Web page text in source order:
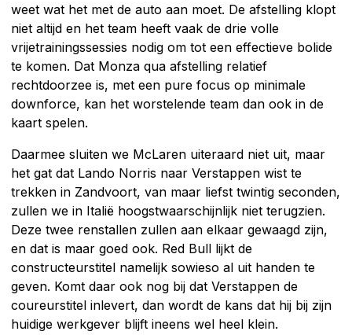
weet wat het met de auto aan moet. De afstelling klopt
niet altijd en het team heeft vaak de drie volle
vrijetrainingssessies nodig om tot een effectieve bolide
te komen. Dat Monza qua afstelling relatief
rechtdoorzee is, met een pure focus op minimale
downforce, kan het worstelende team dan ook in de
kaart spelen.
Daarmee sluiten we McLaren uiteraard niet uit, maar
het gat dat Lando Norris naar Verstappen wist te
trekken in Zandvoort, van maar liefst twintig seconden,
zullen we in Italië hoogstwaarschijnlijk niet terugzien.
Deze twee renstallen zullen aan elkaar gewaagd zijn,
en dat is maar goed ook. Red Bull lijkt de
constructeurstitel namelijk sowieso al uit handen te
geven. Komt daar ook nog bij dat Verstappen de
coureurstitel inlevert, dan wordt de kans dat hij bij zijn
huidige werkgever blijft ineens wel heel klein.